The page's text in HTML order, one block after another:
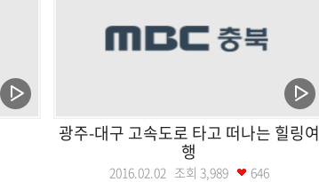
광주-대구 고속도로 타고 떠나는 힐링여
행
2016.02.02 조회 3,989 646